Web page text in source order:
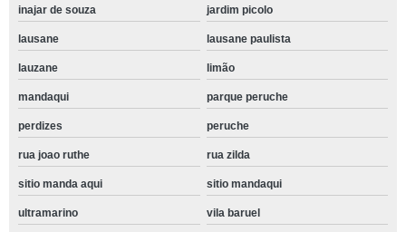
inajar de souza jardim picolo
lausane lausane paulista
lauzane limão
mandaqui parque peruche
perdizes peruche
rua joao ruthe rua zilda
sitio manda aqui sitio mandaqui
ultramarino vila baruel